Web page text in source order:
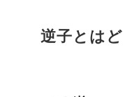
逆子とは